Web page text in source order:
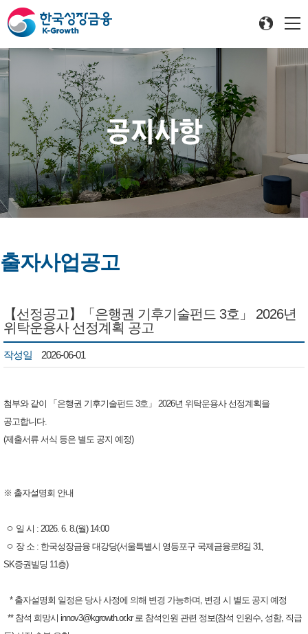
공지사항
출자사업공고
【선정공고】「은행권 기후기술펀드 3호」 2026년
위탁운용사 선정계획 공고
작성일 2026-06-01
첨부와 같이 「은행권 기후기술펀드 3호」 2026년 위탁운용사 선정계획을
공고합니다.
(제출서류 서식 등은 별도 공지 예정)
※ 출자설명회 안내
ㅇ 일 시 : 2026. 6. 8.(월) 14:00
ㅇ 장 소 : 한국성장금융 대강당(서울특별시 영등포구 국제금융로8길 31,
SK증권빌딩 11층)
* 출자설명회 일정은 당사 사정에 의해 변경 가능하며, 변경 시 별도 공지 예정 ​​
** 참석 희망시 ​​​innov3@kgrowth.or.kr 로 참석인원 관련 정보(참석 인원수, 성함, 직급